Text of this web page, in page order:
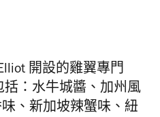
開設的雞翼專門
：水牛城醬、加州風
、新加坡辣蟹味、紐